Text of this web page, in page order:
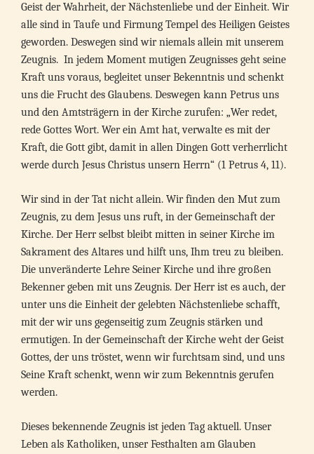
Geist der Wahrheit, der Nächstenliebe und der Einheit. Wir
alle sind in Taufe und Firmung Tempel des Heiligen Geistes
geworden. Deswegen sind wir niemals allein mit unserem
Zeugnis. In jedem Moment mutigen Zeugnisses geht seine
Kraft uns voraus, begleitet unser Bekenntnis und schenkt
uns die Frucht des Glaubens. Deswegen kann Petrus uns
und den Amtsträgern in der Kirche zurufen: „Wer redet,
rede Gottes Wort. Wer ein Amt hat, verwalte es mit der
Kraft, die Gott gibt, damit in allen Dingen Gott verherrlicht
werde durch Jesus Christus unsern Herrn“ (1 Petrus 4, 11).
Wir sind in der Tat nicht allein. Wir finden den Mut zum
Zeugnis, zu dem Jesus uns ruft, in der Gemeinschaft der
Kirche. Der Herr selbst bleibt mitten in seiner Kirche im
Sakrament des Altares und hilft uns, Ihm treu zu bleiben.
Die unveränderte Lehre Seiner Kirche und ihre großen
Bekenner geben mit uns Zeugnis. Der Herr ist es auch, der
unter uns die Einheit der gelebten Nächstenliebe schafft,
mit der wir uns gegenseitig zum Zeugnis stärken und
ermutigen. In der Gemeinschaft der Kirche weht der Geist
Gottes, der uns tröstet, wenn wir furchtsam sind, und uns
Seine Kraft schenkt, wenn wir zum Bekenntnis gerufen
werden.
Dieses bekennende Zeugnis ist jeden Tag aktuell. Unser
Leben als Katholiken, unser Festhalten am Glauben